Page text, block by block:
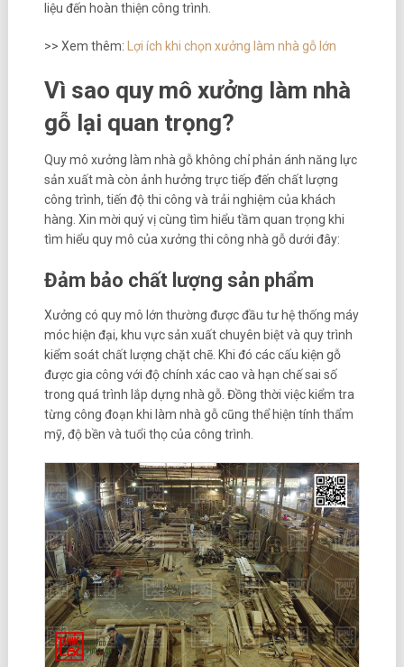
liệu đến hoàn thiện công trình.
>> Xem thêm: Lợi ích khi chọn xưởng làm nhà gỗ lớn
Vì sao quy mô xưởng làm nhà
gỗ lại quan trọng?
Quy mô xưởng làm nhà gỗ không chỉ phản ánh năng lực
sản xuất mà còn ảnh hưởng trực tiếp đến chất lượng
công trình, tiến độ thi công và trải nghiệm của khách
hàng. Xin mời quý vị cùng tìm hiểu tầm quan trọng khi
tìm hiểu quy mô của xưởng thi công nhà gỗ dưới đây:
Đảm bảo chất lượng sản phẩm
Xưởng có quy mô lớn thường được đầu tư hệ thống máy
móc hiện đại, khu vực sản xuất chuyên biệt và quy trình
kiểm soát chất lượng chặt chẽ. Khi đó các cấu kiện gỗ
được gia công với độ chính xác cao và hạn chế sai số
trong quá trình lắp dựng nhà gỗ. Đồng thời việc kiểm tra
từng công đoạn khi làm nhà gỗ cũng thể hiện tính thẩm
mỹ, độ bền và tuổi thọ của công trình.